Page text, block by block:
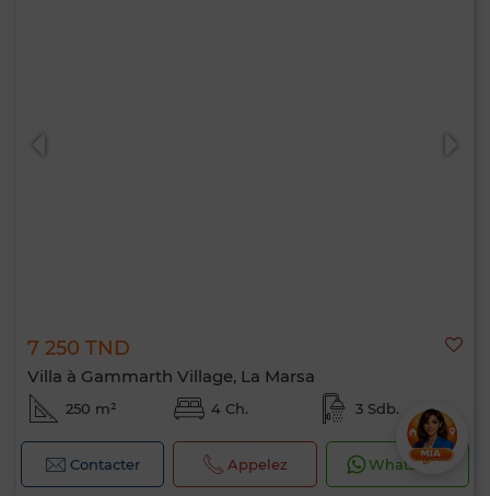
7 250 TND
Villa à Gammarth Village, La Marsa
250 m² 4 Ch. 3 Sdb.
Contacter Appelez WhatsApp